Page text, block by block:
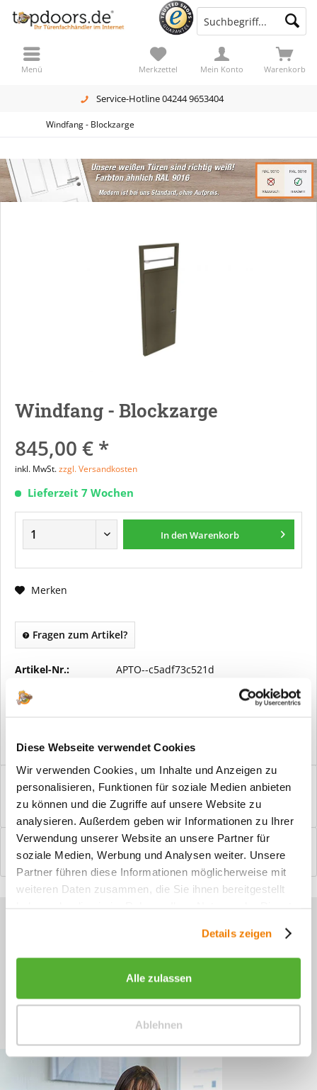
Diese Webseite verwendet Cookies
Wir verwenden Cookies, um Inhalte und Anzeigen zu
personalisieren, Funktionen für soziale Medien anbieten
zu können und die Zugriffe auf unsere Website zu
analysieren. Außerdem geben wir Informationen zu Ihrer
Verwendung unserer Website an unsere Partner für
soziale Medien, Werbung und Analysen weiter. Unsere
Partner führen diese Informationen möglicherweise mit
weiteren Daten zusammen, die Sie ihnen bereitgestellt
Details zeigen
Alle zulassen
Ablehnen
Service-Hotline 04244 9653404
Warenkorb
Merkzettel Mein Konto
Menü
Windfang - Blockzarge
Windfang - Blockzarge
845,00 € *
inkl. MwSt.zzgl. Versandkosten
Lieferzeit 7 Wochen
In denWarenkorb
Merken
Fragen zum Artikel?
Artikel-Nr.: APTO--c5adf73c521d
Vorteile
Windfangelemente online am Bildschirm konfigurieren und
einbaufertig bestellen. In wenigen...
Bewertungen
0
Bewertungen lesen, schreiben und diskutieren...mehr
Sie haben Fragen zu unseren
+49 (0)4244 965 34 04
Mo - Do, 09:00 - 16:00 Uhr
und Fr, 09:00 - 13:00 Uhr